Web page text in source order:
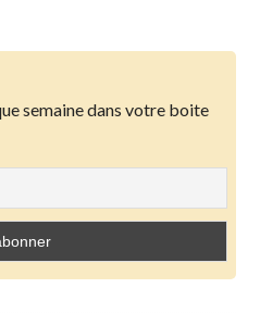
semaine dans votre boite